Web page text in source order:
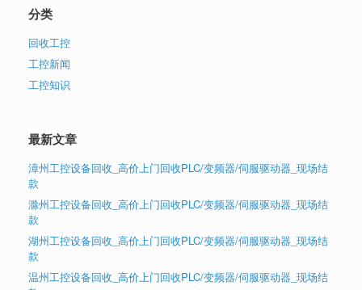
分类
回收工控
工控新闻
工控知识
最新文章
漳州工控设备回收_高价上门回收PLC/变频器/伺服驱动器_现场结
款
滁州工控设备回收_高价上门回收PLC/变频器/伺服驱动器_现场结
款
湖州工控设备回收_高价上门回收PLC/变频器/伺服驱动器_现场结
款
温州工控设备回收_高价上门回收PLC/变频器/伺服驱动器_现场结